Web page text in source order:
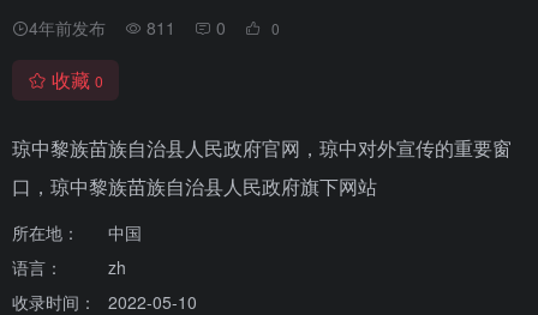
4年前发布 811 0 0
收藏 0
琼中黎族苗族自治县人民政府官网，琼中对外宣传的重要窗
口，琼中黎族苗族自治县人民政府旗下网站
所在地：
中国
语言：
zh
收录时间：
2022-05-10